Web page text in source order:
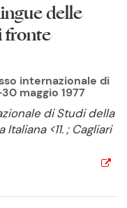
delle
fronte
internazionale di
maggio 1977
di Studi della
<11. ; Cagliari